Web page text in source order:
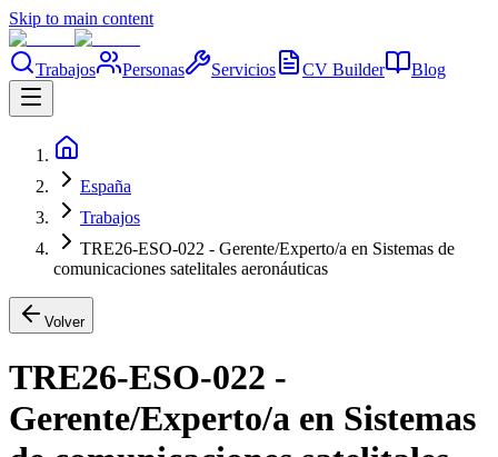
Skip to main content
Trabajos Personas Servicios CV Builder Blog
España
Trabajos
TRE26-ESO-022 - Gerente/Experto/a en Sistemas de
comunicaciones satelitales aeronáuticas
Volver
TRE26-ESO-022 -
Gerente/Experto/a en Sistemas